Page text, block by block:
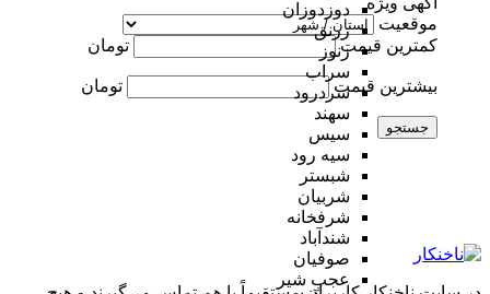
دوزدوزان
زرنق
زنوز
سراب
سردرود
سهند
سیس
سیه رود
شبستر
شربیان
شرفخانه
شندآباد
صوفیان
عجب شیر
موقعیت
کمترین قیمت
تومان
بیشترین قیمت تومان
جستجو